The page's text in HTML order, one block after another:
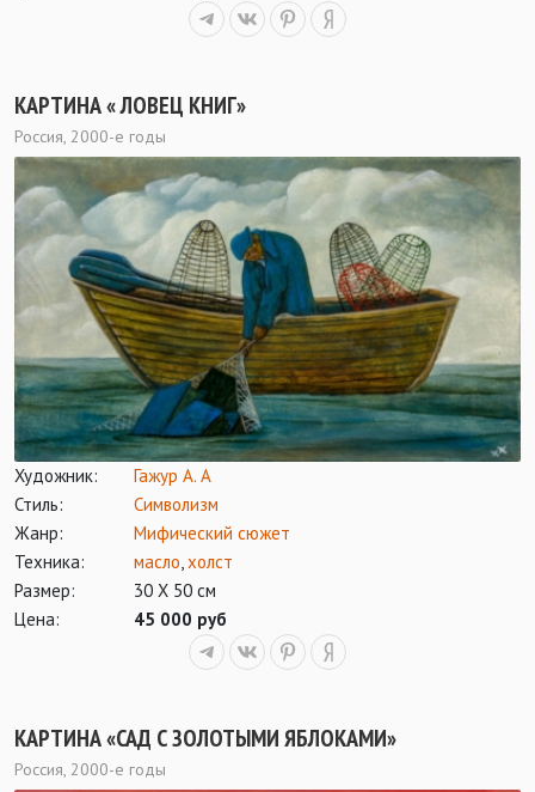
КАРТИНА « ЛОВЕЦ КНИГ»
Россия, 2000-е годы
Художник:
Гажур А. А
Стиль:
Символизм
Жанр:
Мифический сюжет
Техника:
масло холст
Размер:
30 Х 50 см
Цена:
45 000 руб
КАРТИНА «САД С ЗОЛОТЫМИ ЯБЛОКАМИ»
Россия, 2000-е годы